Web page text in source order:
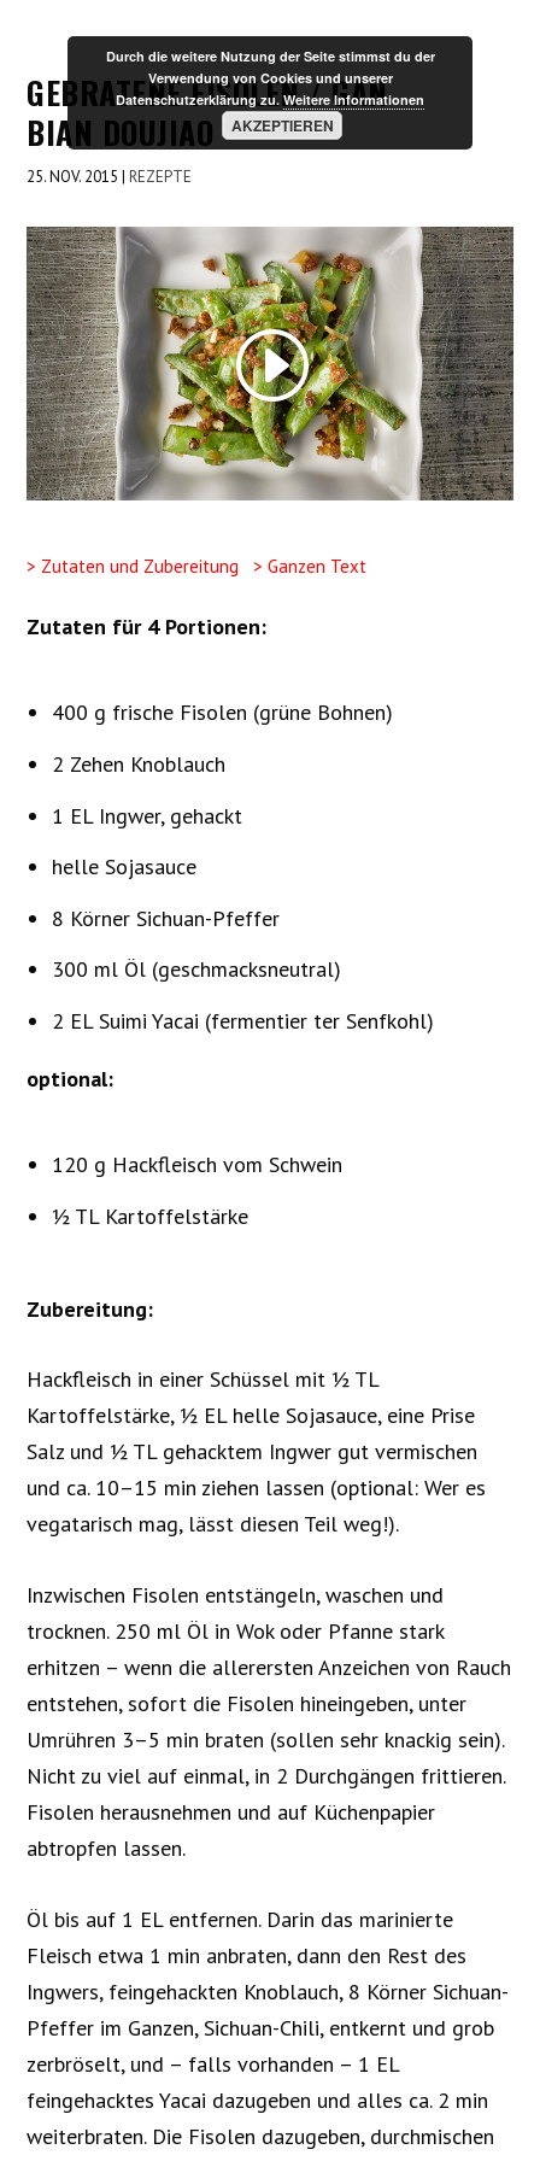
GEBRATENE FISOLEN / GAN
BIAN DOUJIAO
25. NOV. 2015 |REZEPTE
> Zutaten und Zubereitung > Ganzen Text
Zutaten für 4 Portionen:
400 g frische Fisolen (grüne Bohnen)
2 Zehen Knoblauch
1 EL Ingwer, gehackt
helle Sojasauce
8 Körner Sichuan-Pfeffer
300 ml Öl (geschmacksneutral)
2 EL Suimi Yacai (fermentier ter Senfkohl)
optional:
120 g Hackfleisch vom Schwein
½ TL Kartoffelstärke
Zubereitung:
Hackfleisch in einer Schüssel mit ½ TL
Kartoffelstärke, ½ EL helle Sojasauce, eine Prise
Salz und ½ TL gehacktem Ingwer gut vermischen
und ca. 10–15 min ziehen lassen (optional: Wer es
vegatarisch mag, lässt diesen Teil weg!).
Inzwischen Fisolen entstängeln, waschen und
trocknen. 250 ml Öl in Wok oder Pfanne stark
erhitzen – wenn die allerersten Anzeichen von Rauch
entstehen, sofort die Fisolen hineingeben, unter
Umrühren 3–5 min braten (sollen sehr knackig sein).
Nicht zu viel auf einmal, in 2 Durchgängen frittieren.
Fisolen herausnehmen und auf Küchenpapier
abtropfen lassen.
Öl bis auf 1 EL entfernen. Darin das marinierte
Fleisch etwa 1 min anbraten, dann den Rest des
Ingwers, feingehackten Knoblauch, 8 Körner Sichuan-
Pfeffer im Ganzen, Sichuan-Chili, entkernt und grob
zerbröselt, und – falls vorhanden – 1 EL
feingehacktes Yacai dazugeben und alles ca. 2 min
weiterbraten. Die Fisolen dazugeben, durchmischen
Durch die weitere Nutzung der Seite stimmst du der
Verwendung von Cookies und unserer
Datenschutzerklärung zu. Weitere Informationen
AKZEPTIEREN